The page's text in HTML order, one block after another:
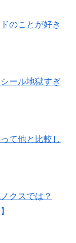
のことが好き
ール地獄すぎ
て他と比較し
クスでは？